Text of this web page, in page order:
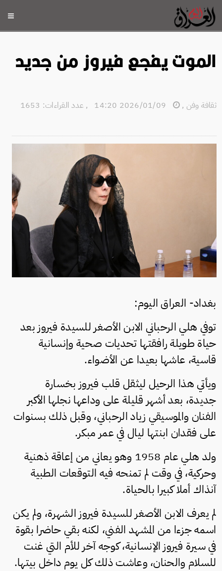
الموت يفجع فيروز من جديد
ثقافة وفن ,
, عدد القراءات: 1653
بغداد- العراق اليوم:
توفي هلي الرحباني الابن الأصغر للسيدة فيروز بعد
حياة طويلة رافقتها تحديات صحية وإنسانية
قاسية، عاشها بعيدا عن الأضواء.
ويأتي هذا الرحيل ليثقل قلب فيروز بخسارة
جديدة، بعد أشهر قليلة على وداعها نجلها الأكبر
الفنان والموسيقي زياد الرحباني، وقبل ذلك بسنوات
على فقدان ابنتها ليال في عمر مبكر.
ولد هلي عام 1958 وهو يعاني من إعاقة ذهنية
وحركية، في وقت لم تمنحه فيه التوقعات الطبية
آنذاك أملا كبيرا بالحياة.
لم يعرف الابن الأصغر للسيدة فيروز الشهرة، ولم يكن
اسمه جزءا من المشهد الفني، لكنه بقي حاضرا بقوة
في سيرة فيروز الإنسانية، كوجه آخر للأم التي غنت
للسلام والحنان، وعاشت ذلك كل يوم داخل بيتها.